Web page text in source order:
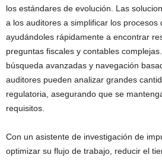
los estándares de evolución. Las
a los auditores a simplificar los procesos
ayudándoles rápidamente a encontrar
preguntas fiscales y contables
búsqueda avanzadas y navegación
auditores pueden analizar grandes
regulatoria, asegurando que se
requisitos.
Con un asistente de investigación de
optimizar su flujo de trabajo, reducir el